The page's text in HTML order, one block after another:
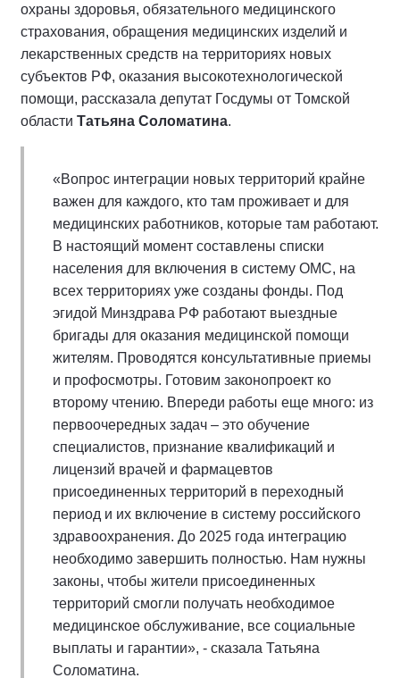
охраны здоровья, обязательного медицинского
страхования, обращения медицинских изделий и
лекарственных средств на территориях новых
субъектов РФ, оказания высокотехнологической
помощи, рассказала депутат Госдумы от Томской
области Татьяна Соломатина.
«Вопрос интеграции новых территорий крайне
важен для каждого, кто там проживает и для
медицинских работников, которые там работают.
В настоящий момент составлены списки
населения для включения в систему ОМС, на
всех территориях уже созданы фонды. Под
эгидой Минздрава РФ работают выездные
бригады для оказания медицинской помощи
жителям. Проводятся консультативные приемы
и профосмотры. Готовим законопроект ко
второму чтению. Впереди работы еще много: из
первоочередных задач – это обучение
специалистов, признание квалификаций и
лицензий врачей и фармацевтов
присоединенных территорий в переходный
период и их включение в систему российского
здравоохранения. До 2025 года интеграцию
необходимо завершить полностью. Нам нужны
законы, чтобы жители присоединенных
территорий смогли получать необходимое
медицинское обслуживание, все социальные
выплаты и гарантии», - сказала Татьяна
Соломатина.